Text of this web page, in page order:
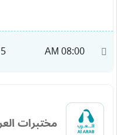
08:00 AM
مختبرات